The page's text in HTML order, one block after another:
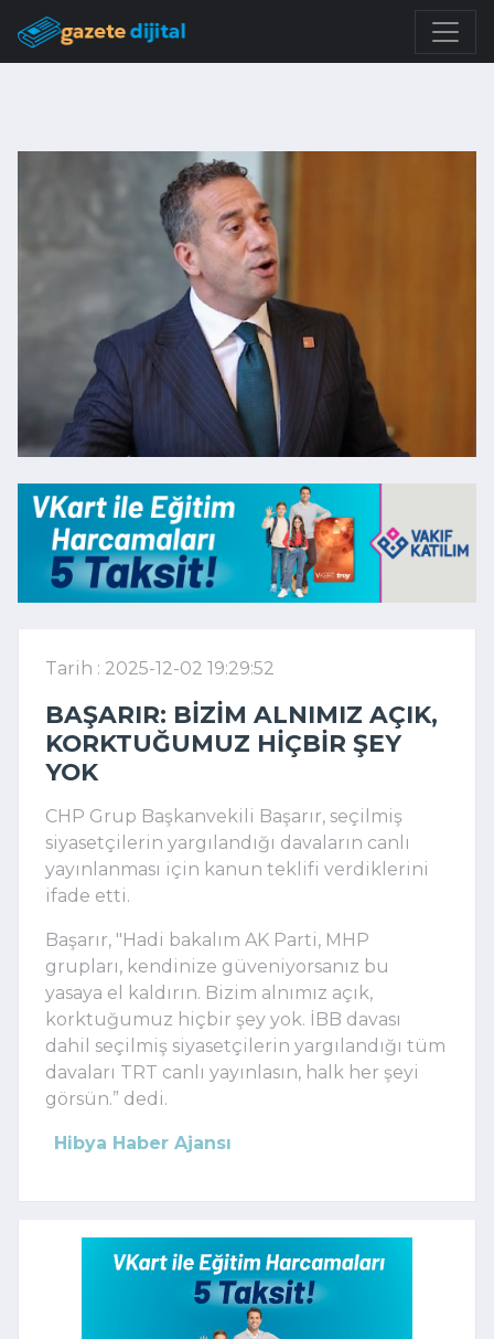
Tarih : 2025-12-02 19:29:52
BAŞARIR: BIZIM ALNIMIZ AÇIK,
KORKTUĞUMUZ HIÇBIR ŞEY
YOK
CHP Grup Başkanvekili Başarır, seçilmiş
siyasetçilerin yargılandığı davaların canlı
yayınlanması için kanun teklifi verdiklerini
ifade etti.
Başarır, "Hadi bakalım AK Parti, MHP
grupları, kendinize güveniyorsanız bu
yasaya el kaldırın. Bizim alnımız açık,
korktuğumuz hiçbir şey yok. İBB davası
dahil seçilmiş siyasetçilerin yargılandığı tüm
davaları TRT canlı yayınlasın, halk her şeyi
görsün.” dedi.
Hibya Haber Ajansı